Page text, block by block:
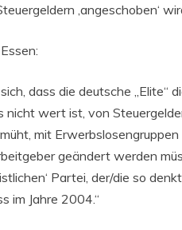
‚angeschoben‘
dass die deutsche „Elite“
nicht wert ist, von
mit
geändert werden
Partei, der/die so
im Jahre 2004.“